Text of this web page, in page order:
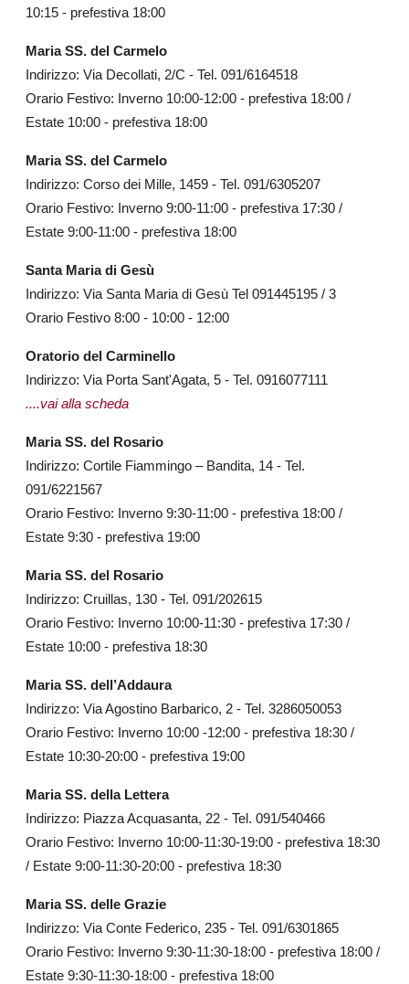
10:15 - prefestiva 18:00
Maria SS. del Carmelo
Indirizzo: Via Decollati, 2/C - Tel. 091/6164518
Orario Festivo: Inverno 10:00-12:00 - prefestiva 18:00 /
Estate 10:00 - prefestiva 18:00
Maria SS. del Carmelo
Indirizzo: Corso dei Mille, 1459 - Tel. 091/6305207
Orario Festivo: Inverno 9:00-11:00 - prefestiva 17:30 /
Estate 9:00-11:00 - prefestiva 18:00
Santa Maria di Gesù
Indirizzo: Via Santa Maria di Gesù Tel 091445195 / 3
Orario Festivo 8:00 - 10:00 - 12:00
Oratorio del Carminello
Indirizzo: Via Porta Sant'Agata, 5 - Tel. 0916077111
....vai alla scheda
Maria SS. del Rosario
Indirizzo: Cortile Fiammingo – Bandita, 14 - Tel.
091/6221567
Orario Festivo: Inverno 9:30-11:00 - prefestiva 18:00 /
Estate 9:30 - prefestiva 19:00
Maria SS. del Rosario
Indirizzo: Cruillas, 130 - Tel. 091/202615
Orario Festivo: Inverno 10:00-11:30 - prefestiva 17:30 /
Estate 10:00 - prefestiva 18:30
Maria SS. dell’Addaura
Indirizzo: Via Agostino Barbarico, 2 - Tel. 3286050053
Orario Festivo: Inverno 10:00 -12:00 - prefestiva 18:30 /
Estate 10:30-20:00 - prefestiva 19:00
Maria SS. della Lettera
Indirizzo: Piazza Acquasanta, 22 - Tel. 091/540466
Orario Festivo: Inverno 10:00-11:30-19:00 - prefestiva 18:30
/ Estate 9:00-11:30-20:00 - prefestiva 18:30
Maria SS. delle Grazie
Indirizzo: Via Conte Federico, 235 - Tel. 091/6301865
Orario Festivo: Inverno 9:30-11:30-18:00 - prefestiva 18:00 /
Estate 9:30-11:30-18:00 - prefestiva 18:00